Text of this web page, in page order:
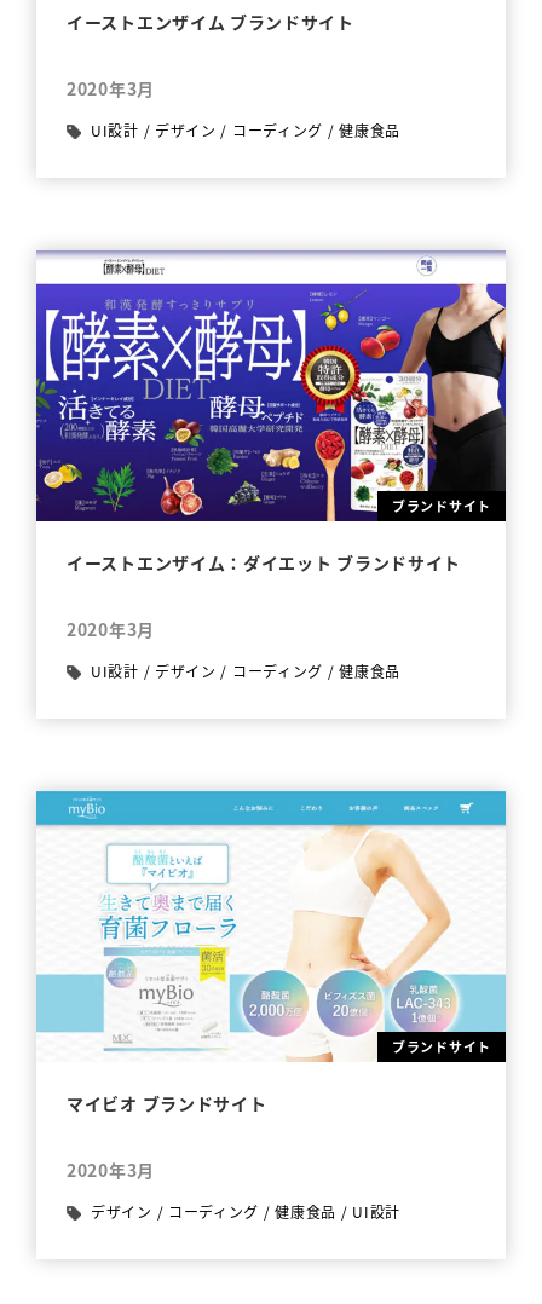
イーストエンザイム ブランドサイト
2020年3月
UI設計 / デザイン / コーディング /健康食品
ブランドサイト
イーストエンザイム：ダイエット ブランドサイト
2020年3月
UI設計 / デザイン / コーディング /健康食品
ブランドサイト
マイビオ ブランドサイト
2020年3月
デザイン / コーディング /健康食品 / UI設計